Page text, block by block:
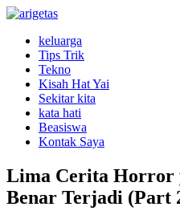
keluarga
Tips Trik
Tekno
Kisah Hat Yai
Sekitar kita
kata hati
Beasiswa
Kontak Saya
Lima Cerita Horror
Benar Terjadi (Part